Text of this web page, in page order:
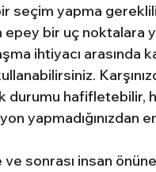
seçim yapma
epey bir uç noktalara
ihtiyacı
durumu hafifletebilir,
yapmadığınızdan
sonrası insan